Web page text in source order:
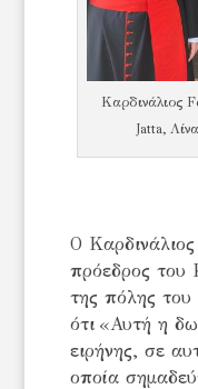
Καρδινάλιος
Jatta,
O
πρόεδρος του
της πόλης
ότι «Αυτή η
ειρήνης, σε
οποία